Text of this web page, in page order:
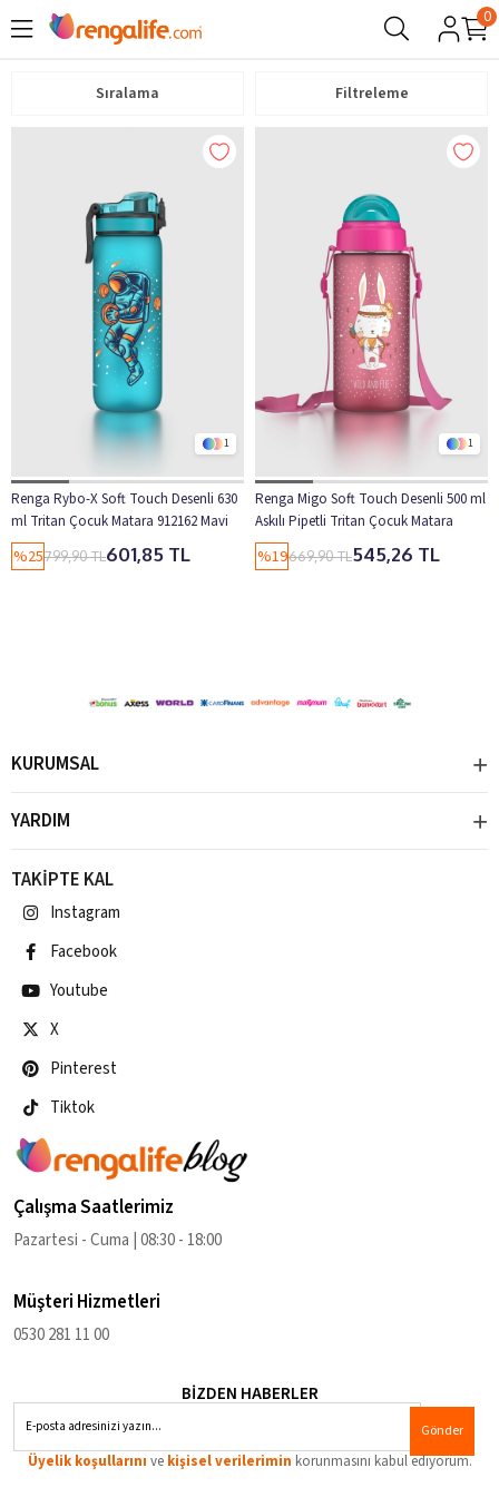
0
Filtreleme
Sıralama
1
Renga Rybo-X Soft Touch Desenli 630
ml Tritan Çocuk Matara 912162 Mavi
601,85 TL
799,90 TL
%25
1
Renga Migo Soft Touch Desenli 500 ml
Askılı Pipetli Tritan Çocuk Matara
912142 Pembe
545,26 TL
669,90 TL
%19
KURUMSAL
YARDIM
TAKİPTE KAL
Instagram
Facebook
Youtube
X
Pinterest
Tiktok
Çalışma Saatlerimiz
Pazartesi - Cuma | 08:30 - 18:00
Müşteri Hizmetleri
0530 281 11 00
BİZDEN HABERLER
Gönder
Üyelik koşullarını ve kişisel verilerimin korunmasını kabul ediyorum.